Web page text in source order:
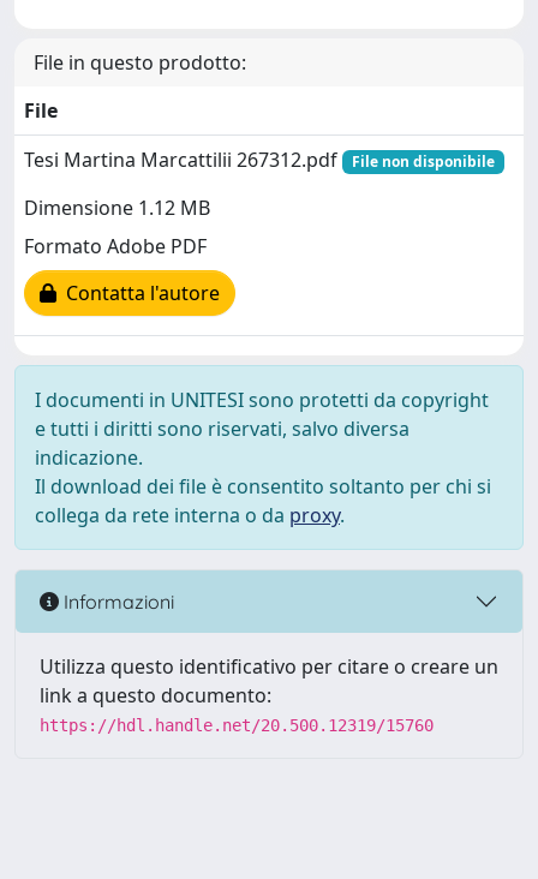
File in questo prodotto:
File
Tesi Martina Marcattilii 267312.pdf
File non disponibile
Dimensione 1.12 MB
Formato Adobe PDF
Contatta l'autore
I documenti in UNITESI sono protetti da copyright
e tutti i diritti sono riservati, salvo diversa
indicazione.
Il download dei file è consentito soltanto per chi si
collega da rete interna o da proxy.
Informazioni
Utilizza questo identificativo per citare o creare un
link a questo documento:
https://hdl.handle.net/20.500.12319/15760